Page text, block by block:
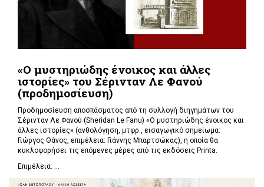
«Ο μυστηριώδης ένοικος και άλλες
ιστορίες» του Σέρινταν Λε Φανού
(προδημοσίευση)
Προδημοσίευση αποσπάσματος από τη συλλογή διηγημάτων του
Σέρινταν Λε Φανού (Sheridan Le Fanu) «Ο μυστηριώδης ένοικος και
άλλες ιστορίες» (ανθολόγηση, μτφρ., εισαγωγικό σημείωμα:
Γιώργος Θάνος, επιμέλεια: Γιάννης Μπαρτσώκας), η οποία θα
κυκλοφορήσει τις επόμενες μέρες από τις εκδόσεις Printa.
Επιμέλεια: ...